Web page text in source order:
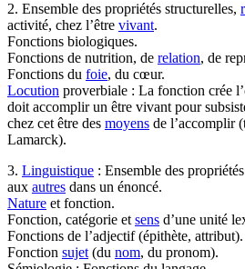
2. Ensemble des propriétés structurelles,
activité, chez l’être vivant.
Fonctions biologiques.
Fonctions de nutrition, de relation, de
Fonctions du foie, du cœur.
Locution proverbiale : La fonction crée
doit accomplir un être vivant pour
chez cet être des moyens de l’accomplir
Lamarck).
3. Linguistique : Ensemble des
aux autres dans un énoncé.
Nature et fonction.
Fonction, catégorie et sens d’une unité
Fonctions de l’adjectif (épithète, attribut).
Fonction sujet (du nom, du pronom).